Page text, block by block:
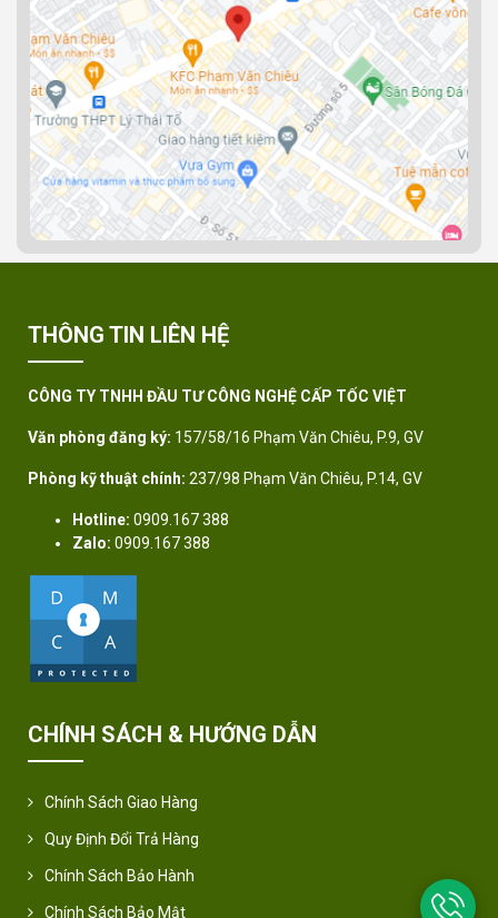
THÔNG TIN LIÊN HỆ
CÔNG TY TNHH ĐẦU TƯ CÔNG NGHỆ CẤP TỐC VIỆT
Văn phòng đăng ký: 157/58/16 Phạm Văn Chiêu, P.9, GV
Phòng kỹ thuật chính: 237/98 Phạm Văn Chiêu, P.14, GV
Hotline: 0909.167 388
Zalo: 0909.167 388
CHÍNH SÁCH & HƯỚNG DẪN
Chính Sách Giao Hàng
Quy Định Đổi Trả Hàng
Chính Sách Bảo Hành
Chính Sách Bảo Mật